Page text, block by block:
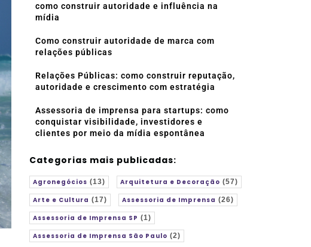
como construir autoridade e influência na
mídia
Como construir autoridade de marca com
relações públicas
Relações Públicas: como construir reputação,
autoridade e crescimento com estratégia
Assessoria de imprensa para startups: como
conquistar visibilidade, investidores e
clientes por meio da mídia espontânea
Categorias mais publicadas:
Agronegócios (13) Arquitetura e Decoração (57)
Arte e Cultura (17) Assessoria de Imprensa (26)
Assessoria de Imprensa SP (1)
Assessoria de Imprensa São Paulo (2)